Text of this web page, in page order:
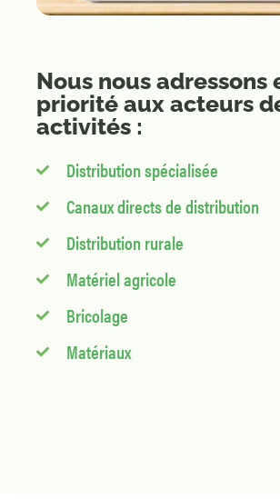
Nous nous adressons
priorité aux acteurs
activités :
Distribution spécialisée
Canaux directs de distribution
Distribution rurale
Matériel agricole
Bricolage
Matériaux